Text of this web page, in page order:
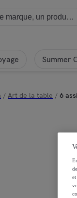
Summer
/ Art de la table / 6